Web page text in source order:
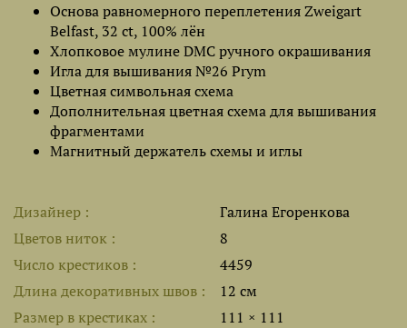
Основа равномерного переплетения Zweigart
Belfast, 32 ct, 100% лён
Хлопковое мулине DMC ручного окрашивания
Игла для вышивания №26 Prym
Цветная символьная схема
Дополнительная цветная схема для вышивания
фрагментами
Магнитный держатель схемы и иглы
Дизайнер
Галина Егоренкова
Цветов ниток
8
Число крестиков
4459
Длина декоративных швов
12 см
Размер в крестиках
111 × 111